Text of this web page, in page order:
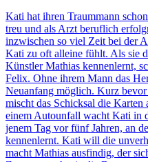
Kati hat ihren Traummann
treu und als Arzt beruflich
inzwischen so viel Zeit bei der
Kati zu oft alleine fühlt. Als sie
Künstler Mathias kennenlernt,
Felix. Ohne ihrem Mann das
Neuanfang möglich. Kurz
mischt das Schicksal die
einem Autounfall wacht Kati in
jenem Tag vor fünf Jahren, an
kennenlernt. Kati will die
macht Mathias ausfindig, der